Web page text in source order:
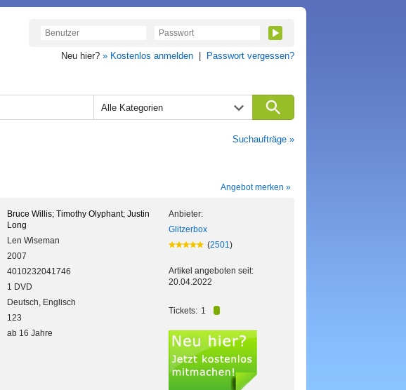
Neu hier? » Kostenlos anmelden Passwort vergessen?
Alle Kategorien
Suchaufträge »
Angebot merken »
Bruce Willis; Timothy Olyphant; Justin
Long
Len Wiseman
2007
4010232041746
1 DVD
Deutsch, Englisch
123
ab 16 Jahre
Anbieter:
Glitzerbox
(2501)
Artikel angeboten seit:
20.04.2022
Tickets: 1